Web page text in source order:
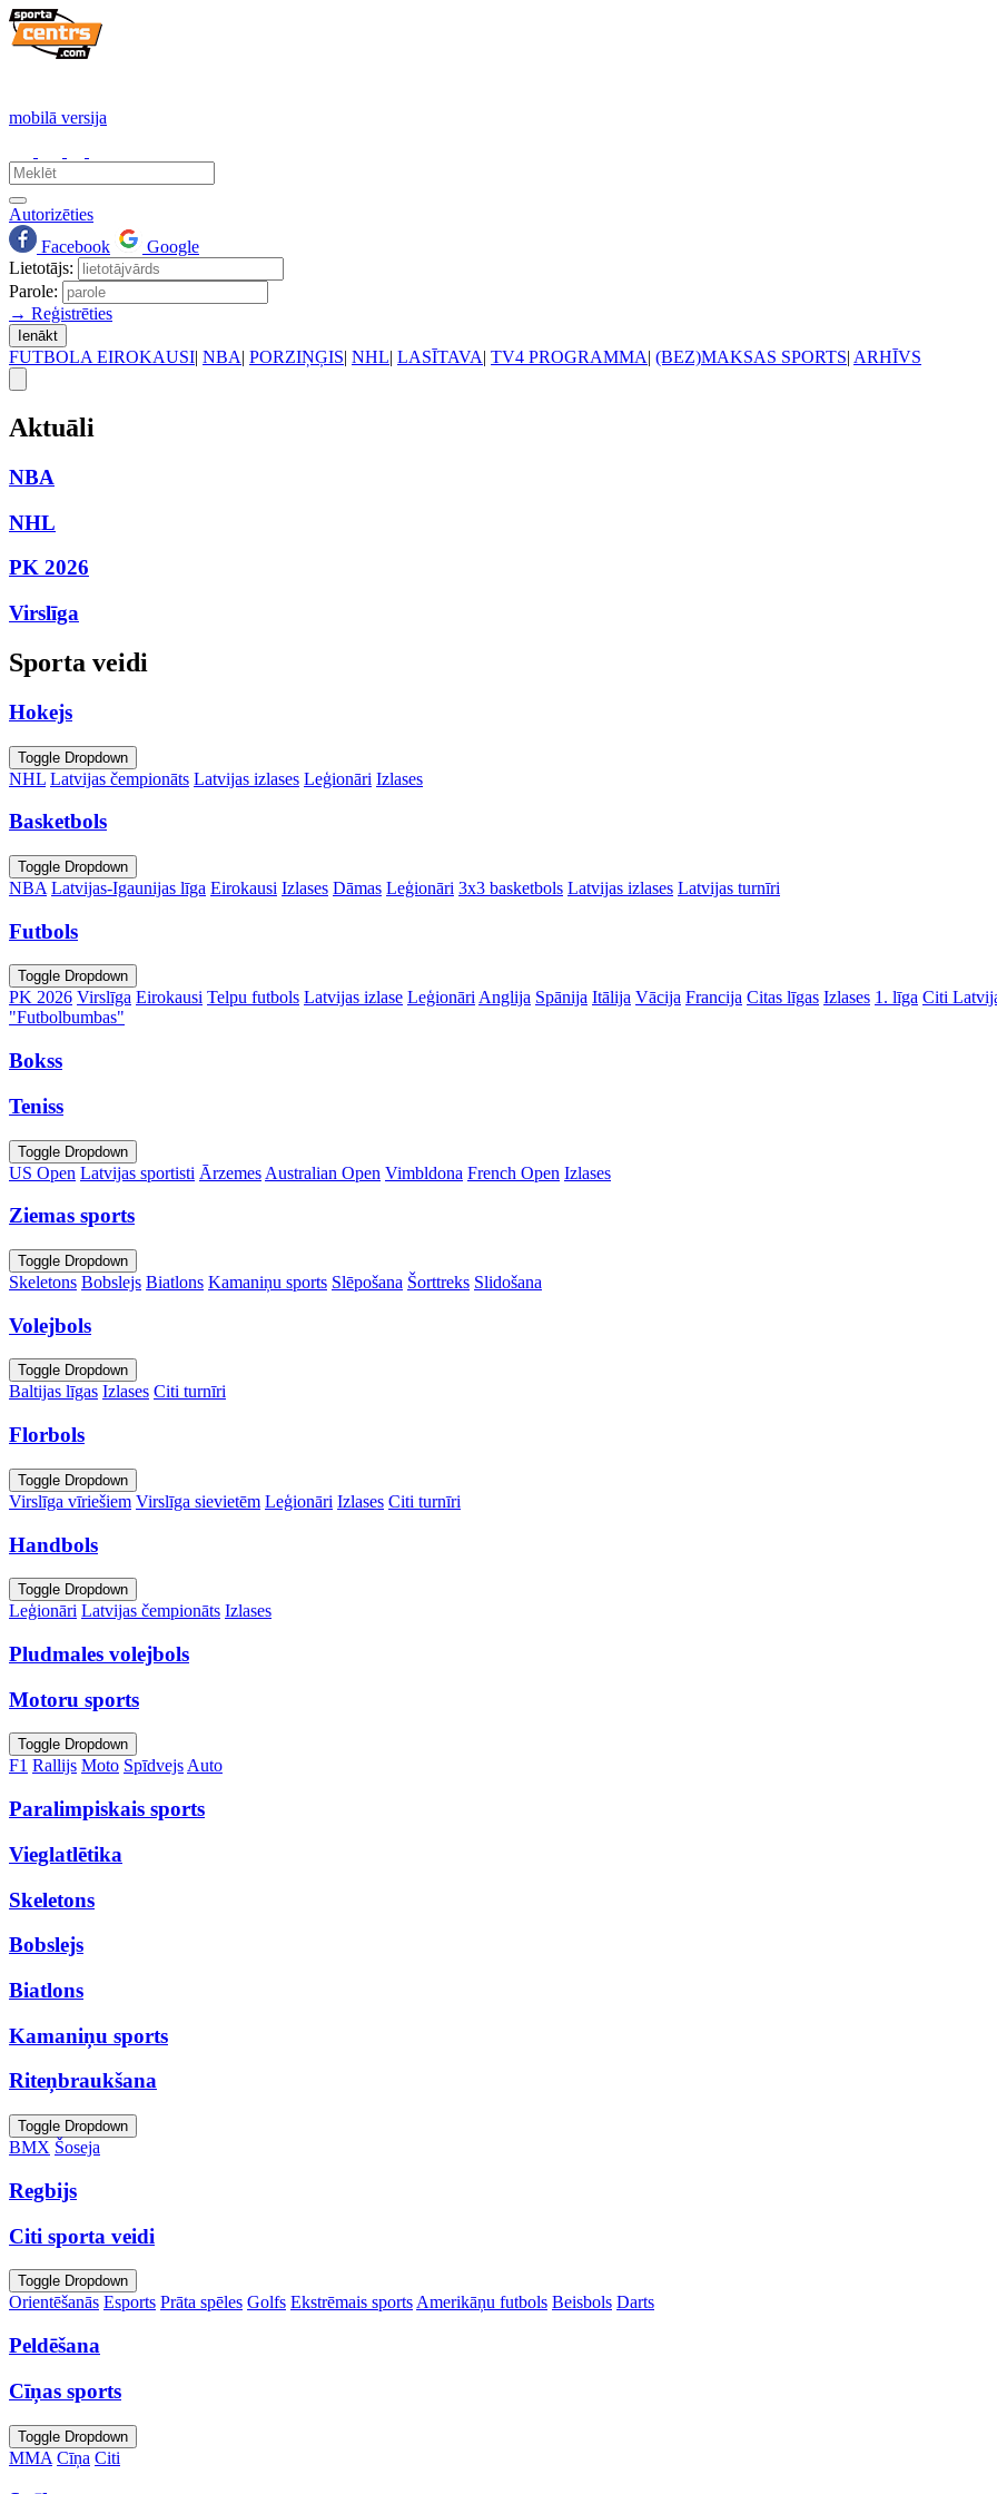
mobilā versija
Autorizēties
Facebook
Google
Lietotājs:
Parole:
→ Reģistrēties
Ienākt
FUTBOLA EIROKAUSI| NBA| PORZIŅĢIS| NHL| LASĪTAVA| TV4 PROGRAMMA| (BEZ)MAKSAS SPORTS| ARHĪVS
Aktuāli
NBA
NHL
PK 2026
Virslīga
Sporta veidi
Hokejs
Toggle Dropdown
NHL Latvijas čempionāts Latvijas izlases Leģionāri Izlases
Basketbols
Toggle Dropdown
NBA Latvijas-Igaunijas līga Eirokausi Izlases Dāmas Leģionāri 3x3 basketbols Latvijas izlases Latvijas turnīri
Futbols
Toggle Dropdown
PK 2026 Virslīga Eirokausi Telpu futbols Latvijas izlase Leģionāri Anglija Spānija Itālija Vācija Francija Citas līgas Izlases 1. līga Citi
"Futbolbumbas"
Bokss
Teniss
Toggle Dropdown
US Open Latvijas sportisti Ārzemes Australian Open Vimbldona French Open Izlases
Ziemas sports
Toggle Dropdown
Skeletons Bobslejs Biatlons Kamaniņu sports Slēpošana Šorttreks Slidošana
Volejbols
Toggle Dropdown
Baltijas līgas Izlases Citi turnīri
Florbols
Toggle Dropdown
Virslīga vīriešiem Virslīga sievietēm Leģionāri Izlases Citi turnīri
Handbols
Toggle Dropdown
Leģionāri Latvijas čempionāts Izlases
Pludmales volejbols
Motoru sports
Toggle Dropdown
F1 Rallijs Moto SpīdvejsAuto
Paralimpiskais sports
Vieglatlētika
Skeletons
Bobslejs
Biatlons
Kamaniņu sports
Riteņbraukšana
Toggle Dropdown
BMX Šoseja
Regbijs
Citi sporta veidi
Toggle Dropdown
Orientēšanās Esports Prāta spēles Golfs Ekstrēmais sports Amerikāņu futbols Beisbols Darts
Peldēšana
Cīņas sports
Toggle Dropdown
MMA Cīņa Citi